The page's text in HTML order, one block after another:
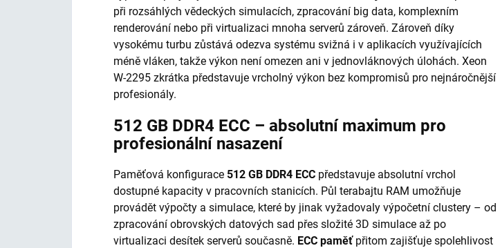
při rozsáhlých vědeckých simulacích, zpracování big data, komplexním
renderování nebo při virtualizaci mnoha serverů zároveň. Zároveň díky
vysokému turbu zůstává odezva systému svižná i v aplikacích využívajících
méně vláken, takže výkon není omezen ani v jednovláknových úlohách. Xeon
W-2295 zkrátka představuje vrcholný výkon bez kompromisů pro nejnáročnější
profesionály.
512 GB DDR4 ECC – absolutní maximum pro
profesionální nasazení
Paměťová konfigurace 512 GB DDR4 ECC představuje absolutní vrchol
dostupné kapacity v pracovních stanicích. Půl terabajtu RAM umožňuje
provádět výpočty a simulace, které by jinak vyžadovaly výpočetní clustery – od
zpracování obrovských datových sad přes složité 3D simulace až po
virtualizaci desítek serverů současně. ECC paměťpřitom zajišťuje spolehlivost